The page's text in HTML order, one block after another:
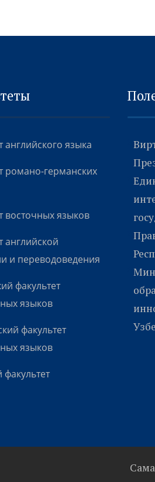
английского языка
романо-германских
восточных языков
английской
и переводоведения
факультет
языков
факультет
языков